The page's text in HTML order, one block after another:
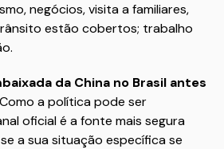
negócios, visita a familiares,
estão cobertos; trabalho
da China no Brasil antes
Como a política pode ser
oficial é a fonte mais segura
a sua situação específica se